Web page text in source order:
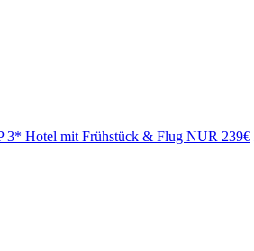
3* Hotel mit Frühstück & Flug NUR 239€